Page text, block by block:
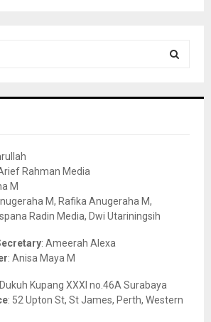
Rahman Media
M
M, Rafika Anugeraha M,
Radin Media, Dwi Utariningsih
: Ameerah Alexa
: Anisa Maya M
Kupang XXXI no.46A Surabaya
: 52 Upton St, St James, Perth, Western